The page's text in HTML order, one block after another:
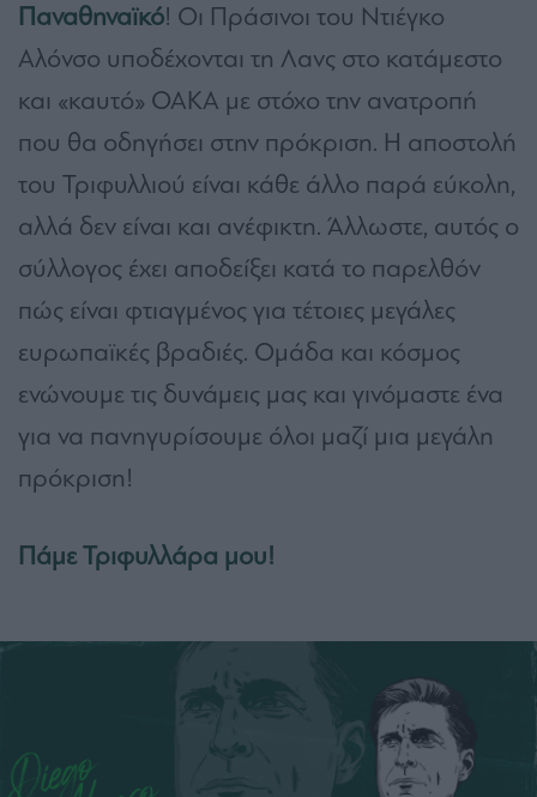
Παναθηναϊκό! Οι Πράσινοι του Ντιέγκο
Αλόνσο υποδέχονται τη Λανς στο κατάμεστο
και «καυτό» ΟΑΚΑ με στόχο την ανατροπή
που θα οδηγήσει στην πρόκριση. Η αποστολή
του Τριφυλλιού είναι κάθε άλλο παρά εύκολη,
αλλά δεν είναι και ανέφικτη. Άλλωστε, αυτός ο
σύλλογος έχει αποδείξει κατά το παρελθόν
πώς είναι φτιαγμένος για τέτοιες μεγάλες
ευρωπαϊκές βραδιές. Ομάδα και κόσμος
ενώνουμε τις δυνάμεις μας και γινόμαστε ένα
για να πανηγυρίσουμε όλοι μαζί μια μεγάλη
πρόκριση!
Πάμε Τριφυλλάρα μου!